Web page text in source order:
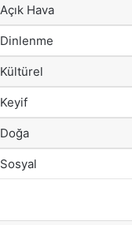
Açık Hava
Dinlenme
Kültürel
Keyif
Doğa
Sosyal